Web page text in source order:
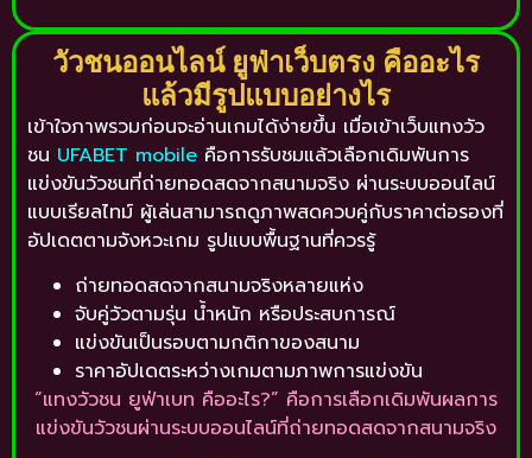
วัวชนออนไลน์ ยูฟ่าเว็บตรง คืออะไร
แล้วมีรูปแบบอย่างไร
เข้าใจภาพรวมก่อนจะอ่านเกมได้ง่ายขึ้น เมื่อเข้าเว็บแทงวัว
ชน UFABET mobile คือการรับชมแล้วเลือกเดิมพันการ
แข่งขันวัวชนที่ถ่ายทอดสดจากสนามจริง ผ่านระบบออนไลน์
แบบเรียลไทม์ ผู้เล่นสามารถดูภาพสดควบคู่กับราคาต่อรองที่
อัปเดตตามจังหวะเกม รูปแบบพื้นฐานที่ควรรู้
ถ่ายทอดสดจากสนามจริงหลายแห่ง
จับคู่วัวตามรุ่น น้ำหนัก หรือประสบการณ์
แข่งขันเป็นรอบตามกติกาของสนาม
ราคาอัปเดตระหว่างเกมตามภาพการแข่งขัน
“แทงวัวชน ยูฟ่าเบท คืออะไร?” คือการเลือกเดิมพันผลการ
แข่งขันวัวชนผ่านระบบออนไลน์ที่ถ่ายทอดสดจากสนามจริง